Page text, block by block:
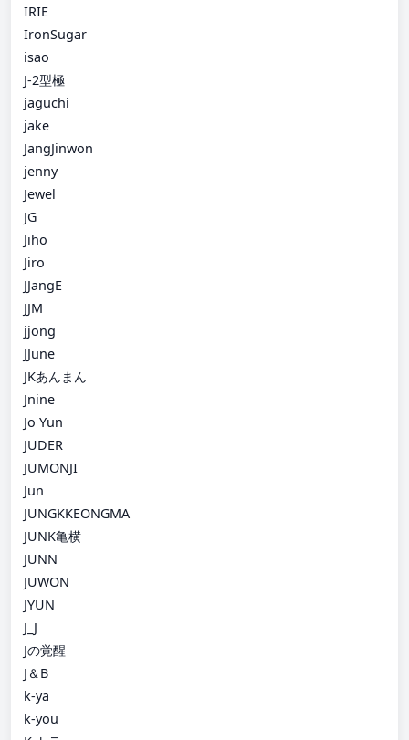
IRIE
IronSugar
isao
J-2型極
jaguchi
jake
JangJinwon
jenny
Jewel
JG
Jiho
Jiro
JJangE
JJM
jjong
JJune
JKあんまん
Jnine
Jo Yun
JUDER
JUMONJI
Jun
JUNGKKEONGMA
JUNK亀横
JUNN
JUWON
JYUN
J_J
Jの覚醒
J＆B
k-ya
k-you